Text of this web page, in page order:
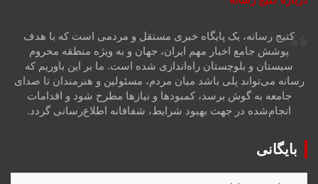
کتیج رسانه، یک پایگاه خبری مستقل و مردمی است که با هدف
پوشش جامع اخبار مهم ایران، جهان و به ویژه منطقه محروم
سیستان و بلوچستان راه‌اندازی شده است. ما بر این باوریم که
رسانه می‌تواند پلی باشد میان مردم، مسئولین و هنرمندان تا صدای
جامعه به گوش برسد، کمبودها و نیازها مطرح شود و اقدامات
انجام‌شده در جهت بهبود شرایط، شفافانه اطلاع‌رسانی گردد.
بایگانی